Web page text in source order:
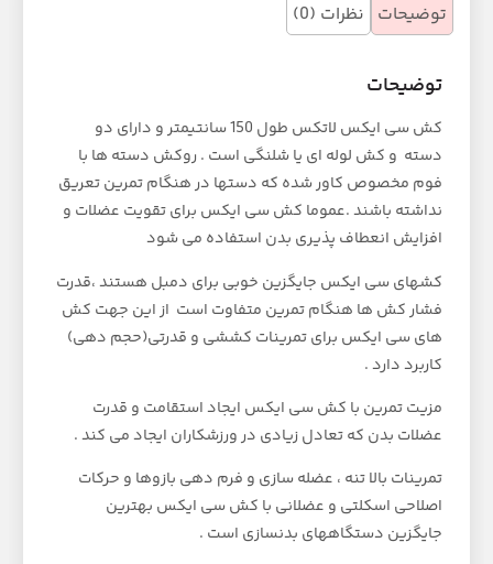
توضیحات نظرات (0)
توضیحات
کش سی ایکس لاتکس طول 150 سانتیمتر و دارای دو
دسته و کش لوله ای یا شلنگی است . روکش دسته ها با
فوم مخصوص کاور شده که دستها در هنگام تمرین تعریق
نداشته باشند .عموما کش سی ایکس برای تقویت عضلات و
افزایش انعطاف پذیری بدن استفاده می شود
کشهای سی ایکس جایگزین خوبی برای دمبل هستند ،قدرت
فشار کش ها هنگام تمرین متفاوت است از این جهت کش
های سی ایکس برای تمرینات کششی و قدرتی(حجم دهی)
کاربرد دارد .
مزیت تمرین با کش سی ایکس ایجاد استقامت و قدرت
عضلات بدن که تعادل زیادی در ورزشکاران ایجاد می کند .
تمرینات بالا تنه ، عضله سازی و فرم دهی بازوها و حرکات
اصلاحی اسکلتی و عضلانی با کش سی ایکس بهترین
جایگزین دستگاههای بدنسازی است .